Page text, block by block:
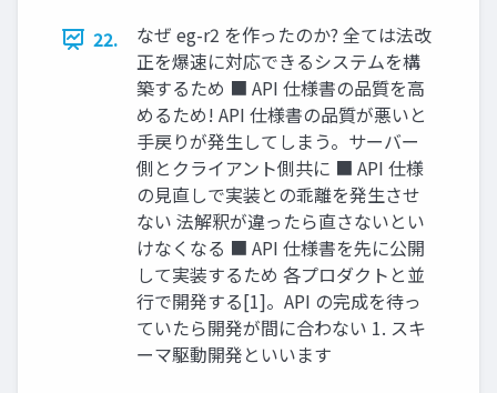
22.
なぜ eg-r2 を作ったのか? 全ては法改
正を爆速に対応できるシステムを構
築するため ■ API 仕様書の品質を高
めるため! API 仕様書の品質が悪いと
手戻りが発生してしまう。サーバー
側とクライアント側共に ■ API 仕様
の見直しで実装との乖離を発生させ
ない 法解釈が違ったら直さないとい
けなくなる ■ API 仕様書を先に公開
して実装するため 各プロダクトと並
行で開発する[1]。API の完成を待っ
ていたら開発が間に合わない 1. スキ
ーマ駆動開発といいます